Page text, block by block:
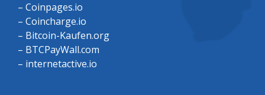
– Coinpages.io
– Coincharge.io
– Bitcoin-Kaufen.org
– BTCPayWall.com
– internetactive.io